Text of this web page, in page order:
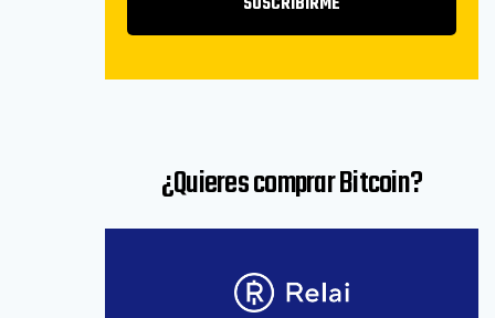
¿Quieres comprar Bitcoin?